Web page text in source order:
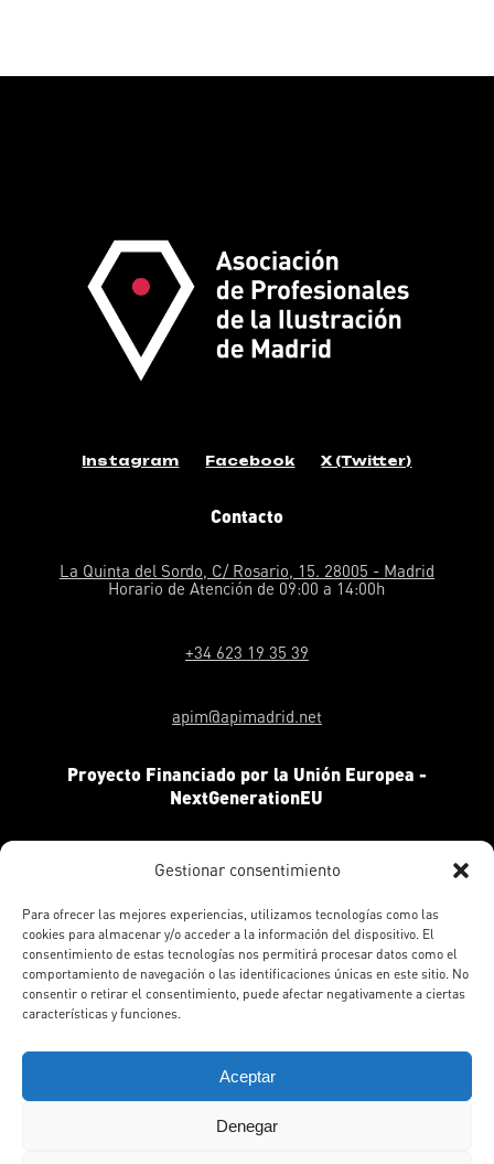
Gestionar consentimiento
Para ofrecer las mejores experiencias, utilizamos tecnologías como las
cookies para almacenar y/o acceder a la información del dispositivo. El
consentimiento de estas tecnologías nos permitirá procesar datos como el
comportamiento de navegación o las identificaciones únicas en este sitio. No
consentir o retirar el consentimiento, puede afectar negativamente a ciertas
características y funciones.
Aceptar
Denegar
Instagram Facebook X (Twitter)
Contacto
La Quinta del Sordo, C/ Rosario, 15. 28005 - Madrid
Horario de Atención de 09:00 a 14:00h
+34 623 19 35 39
apim@apimadrid.net
Proyecto Financiado por la Unión Europea -
NextGenerationEU
APIM © Todos los derechos reservados © 2026 | Todas las
ilustraciones © de sus respectivos autores. Diseño